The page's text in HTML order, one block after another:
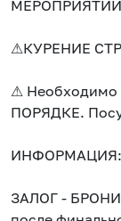
⚠КУРЕНИЕ
⚠ Необходимо
ПОРЯДКЕ.
ИНФОРМАЦИЯ:
ЗАЛОГ -